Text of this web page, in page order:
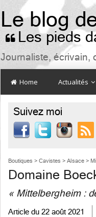
Le blog
 Les pieds
Journaliste, écrivain,
Home Actualités
Suivez moi

Boutiques > Cavistes > Alsace >
Domaine
« Mittelbergheim :
Article du 22 août 2021